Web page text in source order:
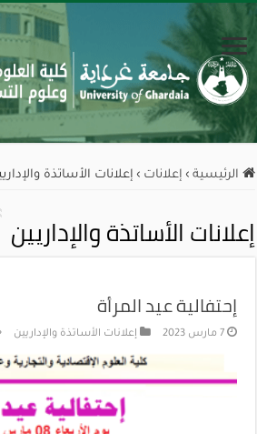
الرئيسية › إعلانات › إعلانات الأساتذة
إعلانات الأساتذة والإداريين
إحتفالية عيد المرأة
7 مارس 2023 إعلانات الأساتذة والإداريين